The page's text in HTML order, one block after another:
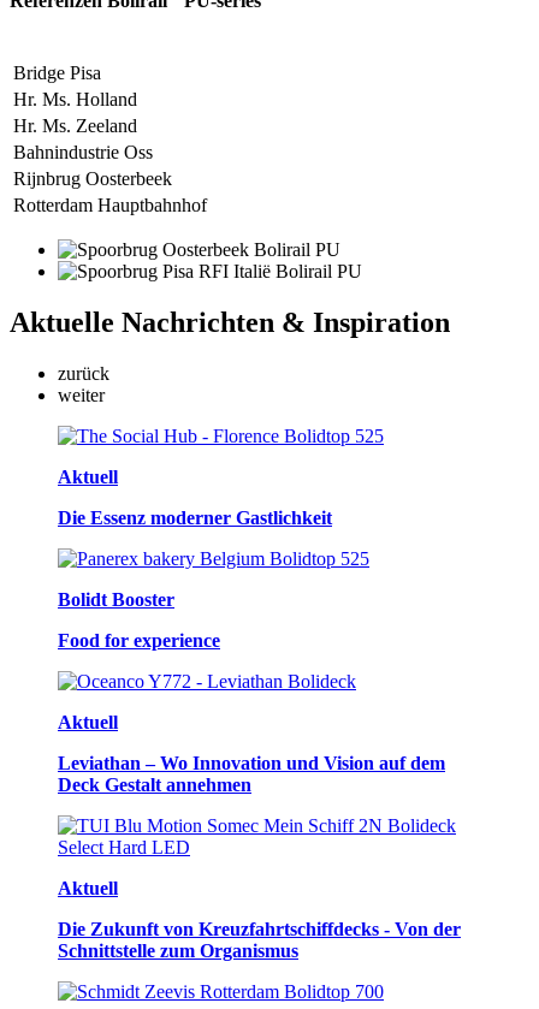
Bridge Pisa
Hr. Ms. Holland
Hr. Ms. Zeeland
Bahnindustrie Oss
Rijnbrug Oosterbeek
Rotterdam Hauptbahnhof
Aktuelle Nachrichten & Inspiration
zurück
weiter
Aktuell
Die Essenz moderner Gastlichkeit
Bolidt Booster
Food for experience
Aktuell
Leviathan – Wo Innovation und Vision auf dem
Deck Gestalt annehmen
Aktuell
Die Zukunft von Kreuzfahrtschiffdecks - Von der
Schnittstelle zum Organismus